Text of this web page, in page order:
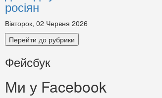
росіян
Вівторок, 02 Червня 2026
Перейти до рубрики
Фейсбук
Ми у Facebook